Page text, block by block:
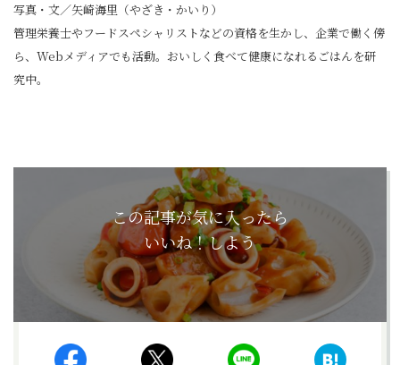
写真・文／矢崎海里（やざき・かいり）
管理栄養士やフードスペシャリストなどの資格を生かし、企業で働く傍
ら、Webメディアでも活動。おいしく食べて健康になれるごはんを研
究中。
この記事が気に入ったら
いいね！しよう